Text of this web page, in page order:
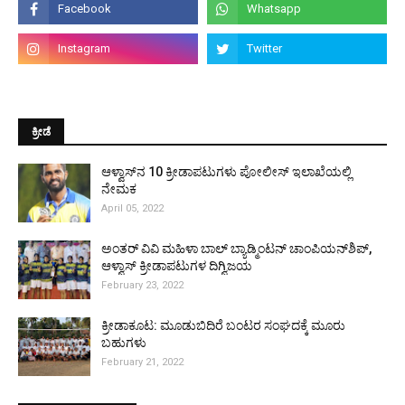
ಕ್ರೀಡೆ
ಆಳ್ವಾಸ್‌ನ 10 ಕ್ರೀಡಾಪಟುಗಳು ಪೋಲೀಸ್ ಇಲಾಖೆಯಲ್ಲಿ
ನೇಮಕ
April 05, 2022
ಅಂತರ್ ವಿವಿ ಮಹಿಳಾ ಬಾಲ್ ಬ್ಯಾಡ್ಮಿಂಟನ್ ಚಾಂಪಿಯನ್‌ಶಿಪ್,
ಆಳ್ವಾಸ್ ಕ್ರೀಡಾಪಟುಗಳ ದಿಗ್ವಿಜಯ
February 23, 2022
ಕ್ರೀಡಾಕೂಟ: ಮೂಡುಬಿದಿರೆ ಬಂಟರ ಸಂಘದಕ್ಕೆ ಮೂರು
ಬಹುಗಳು
February 21, 2022